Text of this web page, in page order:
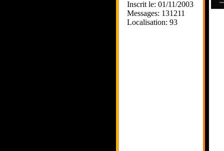
Inscrit le: 01/11/2003
Messages: 131211
Localisation: 93